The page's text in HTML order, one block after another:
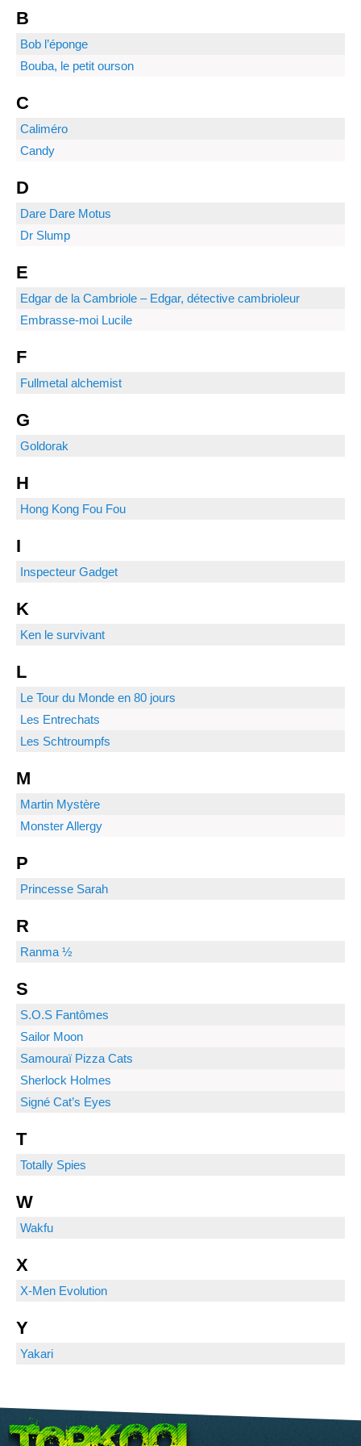
B
Bob l’éponge
Bouba, le petit ourson
C
Caliméro
Candy
D
Dare Dare Motus
Dr Slump
E
Edgar de la Cambriole – Edgar, détective cambrioleur
Embrasse-moi Lucile
F
Fullmetal alchemist
G
Goldorak
H
Hong Kong Fou Fou
I
Inspecteur Gadget
K
Ken le survivant
L
Le Tour du Monde en 80 jours
Les Entrechats
Les Schtroumpfs
M
Martin Mystère
Monster Allergy
P
Princesse Sarah
R
Ranma ½
S
S.O.S Fantômes
Sailor Moon
Samouraï Pizza Cats
Sherlock Holmes
Signé Cat’s Eyes
T
Totally Spies
W
Wakfu
X
X-Men Evolution
Y
Yakari